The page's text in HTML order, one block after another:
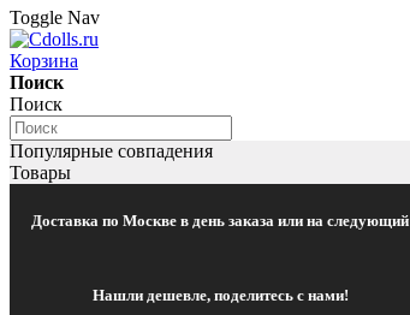
Toggle Nav
Корзина
Поиск
Поиск
Популярные совпадения
Товары
Доставка по Москве в день заказа или на следующий
Нашли дешевле, поделитесь с нами!